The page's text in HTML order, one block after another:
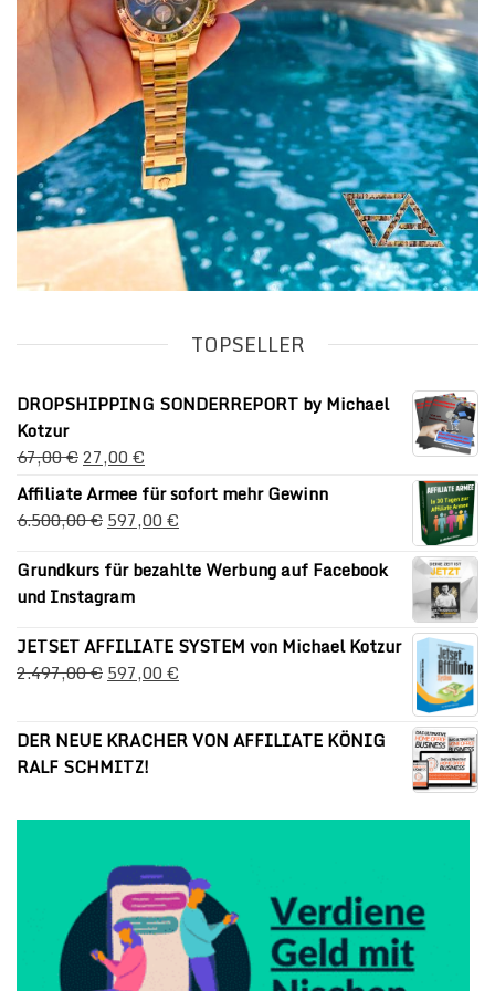
TOPSELLER
DROPSHIPPING SONDERREPORT by Michael
Kotzur
67,00€27,00 €
Affiliate Armee für sofort mehr Gewinn
6.500,00€ 597,00 €
Grundkurs für bezahlte Werbung auf Facebook
und Instagram
JETSET AFFILIATE SYSTEM von Michael Kotzur
2.497,00€ 597,00 €
DER NEUE KRACHER VON AFFILIATE KÖNIG
RALF SCHMITZ!